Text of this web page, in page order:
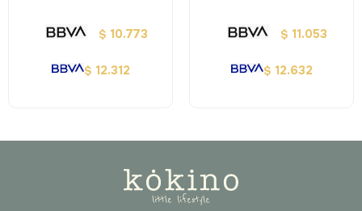
$ 10.773
$ 12.312
$ 11.053
$ 12.632